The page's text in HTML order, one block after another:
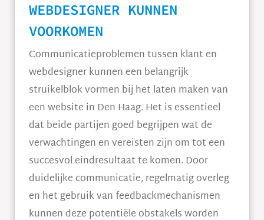
WEBDESIGNER KUNNEN
VOORKOMEN
Communicatieproblemen tussen klant en
webdesigner kunnen een belangrijk
struikelblok vormen bij het laten maken van
een website in Den Haag. Het is essentieel
dat beide partijen goed begrijpen wat de
verwachtingen en vereisten zijn om tot een
succesvol eindresultaat te komen. Door
duidelijke communicatie, regelmatig overleg
en het gebruik van feedbackmechanismen
kunnen deze potentiële obstakels worden